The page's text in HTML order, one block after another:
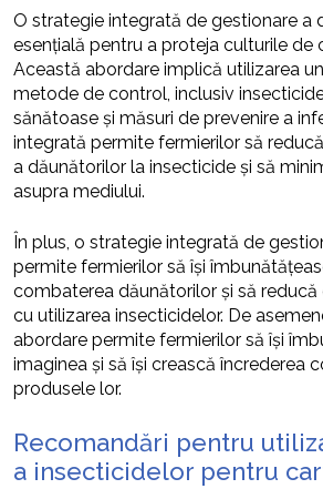
O strategie integrată de gestionare a
esențială pentru a proteja culturile de
Această abordare implică utilizarea
metode de control, inclusiv
sănătoase și măsuri de prevenire a
integrată permite fermierilor să
a dăunătorilor la insecticide și să
asupra mediului.
În plus, o strategie integrată de
permite fermierilor să își
combaterea dăunătorilor și să
cu utilizarea insecticidelor. De
abordare permite fermierilor să își
imaginea și să își crească încrederea
produsele lor.
Recomandări pentru
a insecticidelor pentru